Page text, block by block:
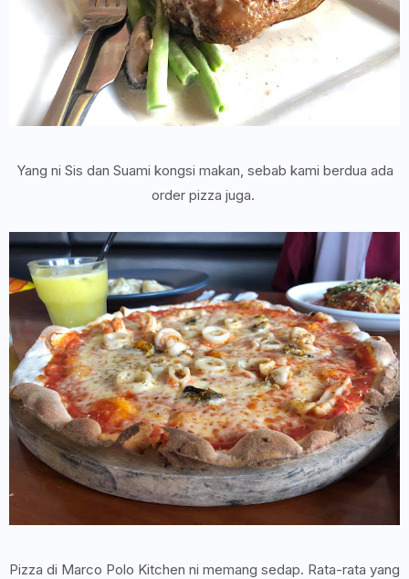
Yang ni Sis dan Suami kongsi makan, sebab kami berdua ada
order pizza juga.
Pizza di Marco Polo Kitchen ni memang sedap. Rata-rata yang